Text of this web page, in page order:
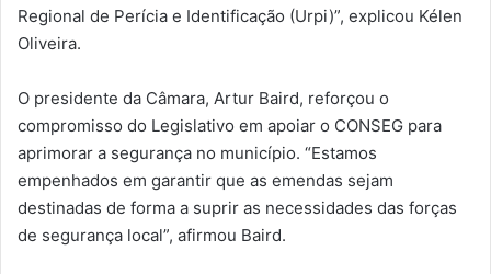
Regional de Perícia e Identificação (Urpi)”, explicou Kélen
Oliveira.
O presidente da Câmara, Artur Baird, reforçou o
compromisso do Legislativo em apoiar o CONSEG para
aprimorar a segurança no município. “Estamos
empenhados em garantir que as emendas sejam
destinadas de forma a suprir as necessidades das forças
de segurança local”, afirmou Baird.